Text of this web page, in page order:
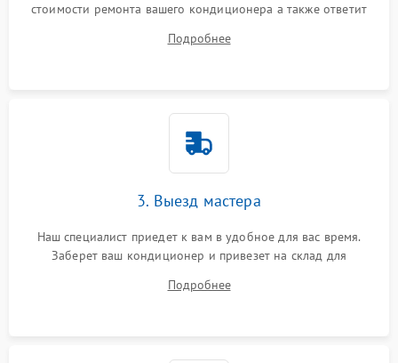
стоимости ремонта вашего кондиционера а также ответит
Подробнее
3. Выезд мастера
Наш специалист приедет к вам в удобное для вас время.
Заберет ваш кондиционер и привезет на склад для
Подробнее